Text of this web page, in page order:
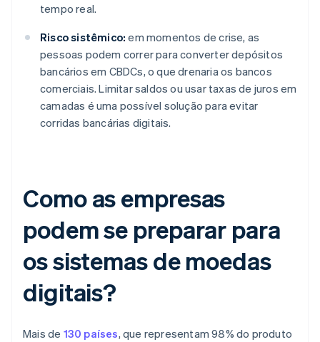
tempo real.
Risco sistêmico: em momentos de crise, as
pessoas podem correr para converter depósitos
bancários em CBDCs, o que drenaria os bancos
comerciais. Limitar saldos ou usar taxas de juros em
camadas é uma possível solução para evitar
corridas bancárias digitais.
Como as empresas
podem se preparar para
os sistemas de moedas
digitais?
Mais de 130 países, que representam 98% do produto